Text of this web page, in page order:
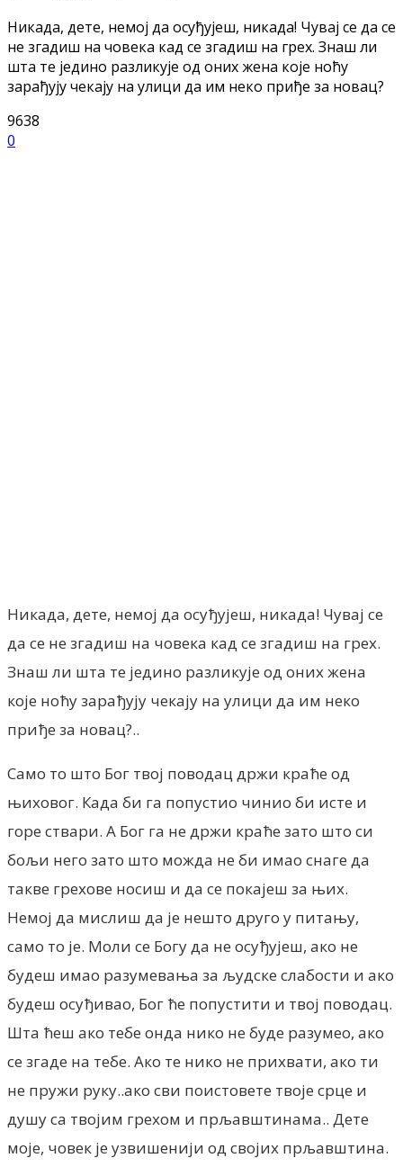
Никада, дете, немој да осуђујеш, никада! Чувај се да се
не згадиш на човека кад се згадиш на грех. Знаш ли
шта те једино разликује од оних жена које ноћу
зарађују чекају на улици да им неко приђе за новац?
9638
0
Никада, дете, немој да осуђујеш, никада! Чувај се
да се не згадиш на човека кад се згадиш на грех.
Знаш ли шта те једино разликује од оних жена
које ноћу зарађују чекају на улици да им неко
приђе за новац?..
Само то што Бог твој поводац држи краће од
њиховог. Када би га попустио чинио би исте и
горе ствари. А Бог га не држи краће зато што си
бољи него зато што можда не би имао снаге да
такве грехове носиш и да се покајеш за њих.
Немој да мислиш да је нешто друго у питању,
само то је. Моли се Богу да не осуђујеш, ако не
будеш имао разумевања за људске слабости и ако
будеш осуђивао, Бог ће попустити и твој поводац.
Шта ћеш ако тебе онда нико не буде разумео, ако
се згаде на тебе. Ако те нико не прихвати, ако ти
не пружи руку..ако сви поистовете твоје срце и
душу са твојим грехом и прљавштинама.. Дете
моје, човек је узвишенији од својих прљавштина.